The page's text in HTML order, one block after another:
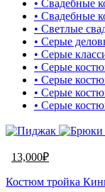
• Свадебные
• Свадебные
• Светлые
• Серые
• Серые
• Серые
• Серые
• Серые
• Серые
13,000₽
Костюм тройка